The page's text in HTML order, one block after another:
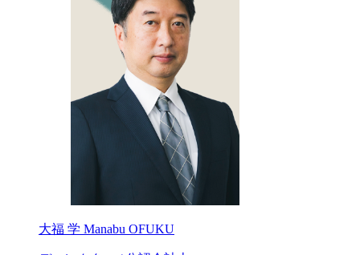
大福 学 Manabu OFUKU